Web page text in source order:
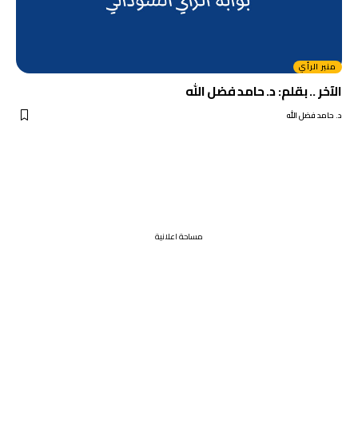
منبر الرأي
الآخر .. بقلم: د. حامد فضل الله
د. حامد فضل الله
مساحة اعلانية